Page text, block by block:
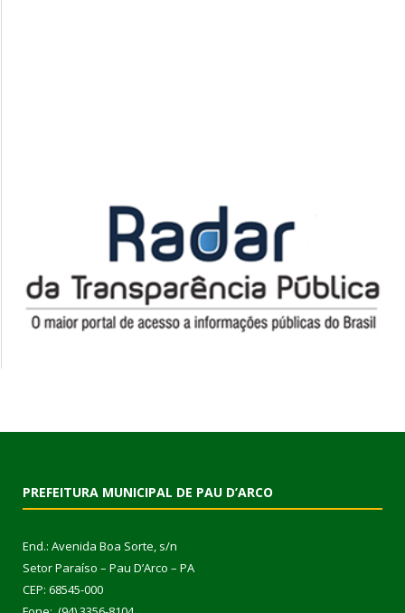
PREFEITURA MUNICIPAL DE PAU D’ARCO
End.: Avenida Boa Sorte, s/n
Setor Paraíso – Pau D’Arco – PA
CEP: 68545-000